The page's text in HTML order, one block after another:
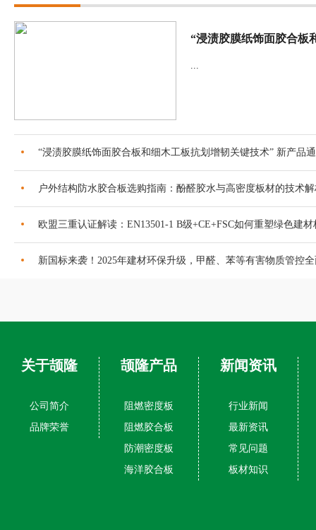
...
“浸渍胶膜纸饰面胶合板和细木工板抗划增韧关键技术” 新产品
户外结构防水胶合板选购指南：酚醛胶水与高密度板材的技术
欧盟三重认证解读：EN13501-1 B级+CE+FSC如何重塑绿色建材
新国标来袭！2025年建材环保升级，甲醛、苯等有害物质管控
关于颉隆
公司简介
品牌荣誉
颉隆产品
阻燃密度板
阻燃胶合板
防潮密度板
海洋胶合板
新闻资讯
行业新闻
最新资讯
常见问题
板材知识